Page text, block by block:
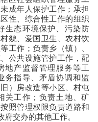
成年人保护工作；承担
性、综合性工作的组织
生态环境保护、污染防
貌、爱国卫生、农村饮
工作；负责乡（镇）、
公共设施管护工作，配
地产监督管理服务等工
务指导、矛盾协调和监
）房改造等小区、村屯
关工作；负责土地、矿
照管理权限负责道路和
交办的其他工作。